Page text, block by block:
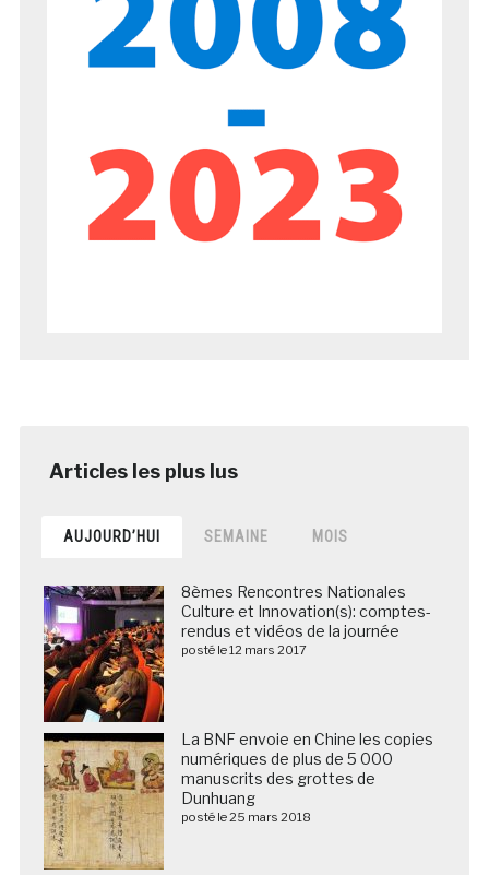
AUJOURD’HUI SEMAINE MOIS
8èmes Rencontres Nationales
Culture et Innovation(s): comptes-
rendus et vidéos de la journée
posté le 12 mars 2017
La BNF envoie en Chine les copies
numériques de plus de 5 000
manuscrits des grottes de
Dunhuang
posté le 25 mars 2018